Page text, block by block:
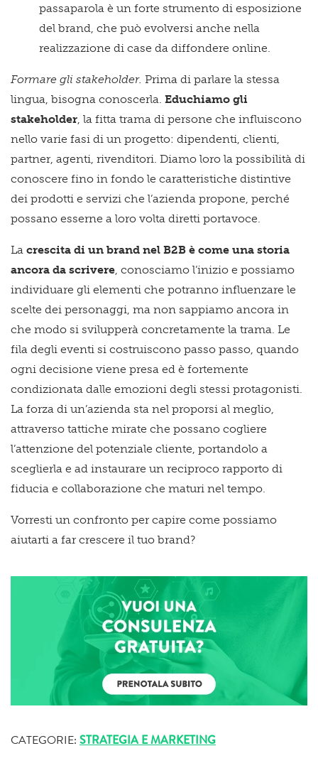
passaparola è un forte strumento di esposizione
del brand, che può evolversi anche nella
realizzazione di case da diffondere online.
Formare gli stakeholder. Prima di parlare la stessa
lingua, bisogna conoscerla. Educhiamo gli
stakeholder , la fitta trama di persone che influiscono
nello varie fasi di un progetto: dipendenti, clienti,
partner, agenti, rivenditori. Diamo loro la possibilità di
conoscere fino in fondo le caratteristiche distintive
dei prodotti e servizi che l’azienda propone, perché
possano esserne a loro volta diretti portavoce.
La crescita di un brand nel B2B è come una storia
ancora da scrivere , conosciamo l’inizio e possiamo
individuare gli elementi che potranno influenzare le
scelte dei personaggi, ma non sappiamo ancora in
che modo si svilupperà concretamente la trama. Le
fila degli eventi si costruiscono passo passo, quando
ogni decisione viene presa ed è fortemente
condizionata dalle emozioni degli stessi protagonisti.
La forza di un’azienda sta nel proporsi al meglio,
attraverso tattiche mirate che possano cogliere
l’attenzione del potenziale cliente, portandolo a
sceglierla e ad instaurare un reciproco rapporto di
fiducia e collaborazione che maturi nel tempo.
Vorresti un confronto per capire come possiamo
aiutarti a far crescere il tuo brand?
CATEGORIE: STRATEGIA E MARKETING